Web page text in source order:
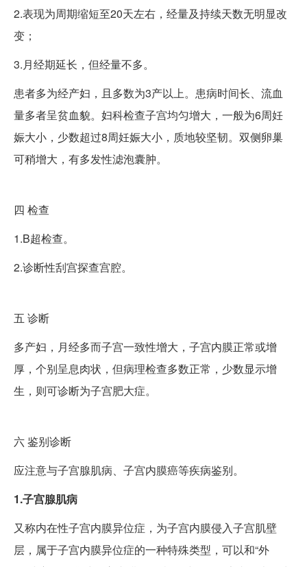
2.表现为周期缩短至20天左右，经量及持续天数无明显改
变；
3.月经期延长，但经量不多。
患者多为经产妇，且多数为3产以上。患病时间长、流血
量多者呈贫血貌。妇科检查子宫均匀增大，一般为6周妊
娠大小，少数超过8周妊娠大小，质地较坚韧。双侧卵巢
可稍增大，有多发性滤泡囊肿。
四 检查
1.B超检查。
2.诊断性刮宫探查宫腔。
五 诊断
多产妇，月经多而子宫一致性增大，子宫内膜正常或增
厚，个别呈息肉状，但病理检查多数正常，少数显示增
生，则可诊断为子宫肥大症。
六鉴别诊断
应注意与子宫腺肌病、子宫内膜癌等疾病鉴别。
1.子宫腺肌病
又称内在性子宫内膜异位症，为子宫内膜侵入子宫肌壁
层，属于子宫内膜异位症的一种特殊类型，可以和“外